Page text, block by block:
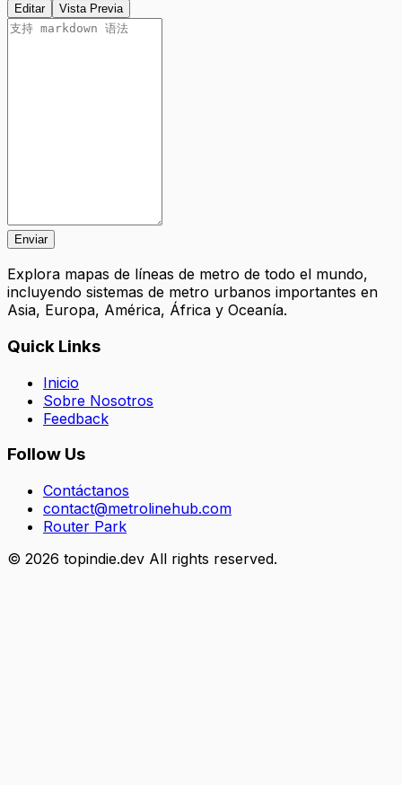
Editar Vista Previa
Enviar
Explora mapas de líneas de metro de todo el mundo,
incluyendo sistemas de metro urbanos importantes en
Asia, Europa, América, África y Oceanía.
Quick Links
Inicio
Sobre Nosotros
Feedback
Follow Us
Contáctanos
contact@metrolinehub.com
Router Park
© 2026 topindie.dev All rights reserved.